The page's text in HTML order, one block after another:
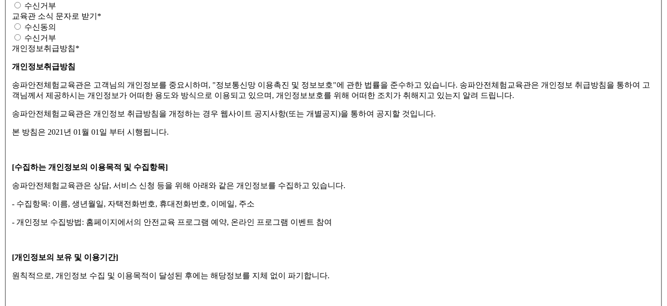
수신거부
교육관 소식 문자로 받기 *
수신동의
수신거부
개인정보취급방침*
개인정보취급방침
송파안전체험교육관은 고객님의 개인정보를 중요시하며, "정보통신망 이용촉진 및 정보보호"에 관한 법률을 준수하고 있습니다. 송파안전체험교육관은 개인정보 취급방침을 통하여 고
객님께서 제공하시는 개인정보가 어떠한 용도와 방식으로 이용되고 있으며, 개인정보보호를 위해 어떠한 조치가 취해지고 있는지 알려 드립니다.
송파안전체험교육관은 개인정보 취급방침을 개정하는 경우 웹사이트 공지사항(또는 개별공지)을 통하여 공지할 것입니다.
본 방침은 2021년 01월 01일 부터 시행됩니다.
[수집하는 개인정보의 이용목적 및 수집항목]
송파안전체험교육관은 상담, 서비스 신청 등을 위해 아래와 같은 개인정보를 수집하고 있습니다.
- 수집항목: 이름, 생년월일, 자택전화번호, 휴대전화번호, 이메일, 주소
- 개인정보 수집방법: 홈페이지에서의 안전교육 프로그램 예약, 온라인 프로그램 이벤트 참여
[개인정보의 보유 및 이용기간]
원칙적으로, 개인정보 수집 및 이용목적이 달성된 후에는 해당정보를 지체 없이 파기합니다.